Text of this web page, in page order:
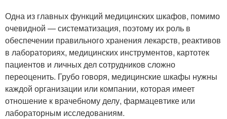
Одна из главных функций медицинских шкафов, помимо
очевидной — систематизация, поэтому их роль в
обеспечении правильного хранения лекарств, реактивов
в лабораториях, медицинских инструментов, картотек
пациентов и личных дел сотрудников сложно
переоценить. Грубо говоря, медицинские шкафы нужны
каждой организации или компании, которая имеет
отношение к врачебному делу, фармацевтике или
лабораторным исследованиям.